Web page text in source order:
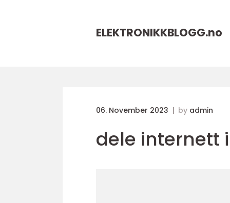
ELEKTRONIKKBLOGG.no
06. November 2023 by admin
dele internett